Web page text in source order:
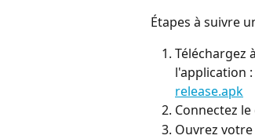
Étapes à suivre
Téléchargez
l'application :
release.apk
Connectez
Ouvrez